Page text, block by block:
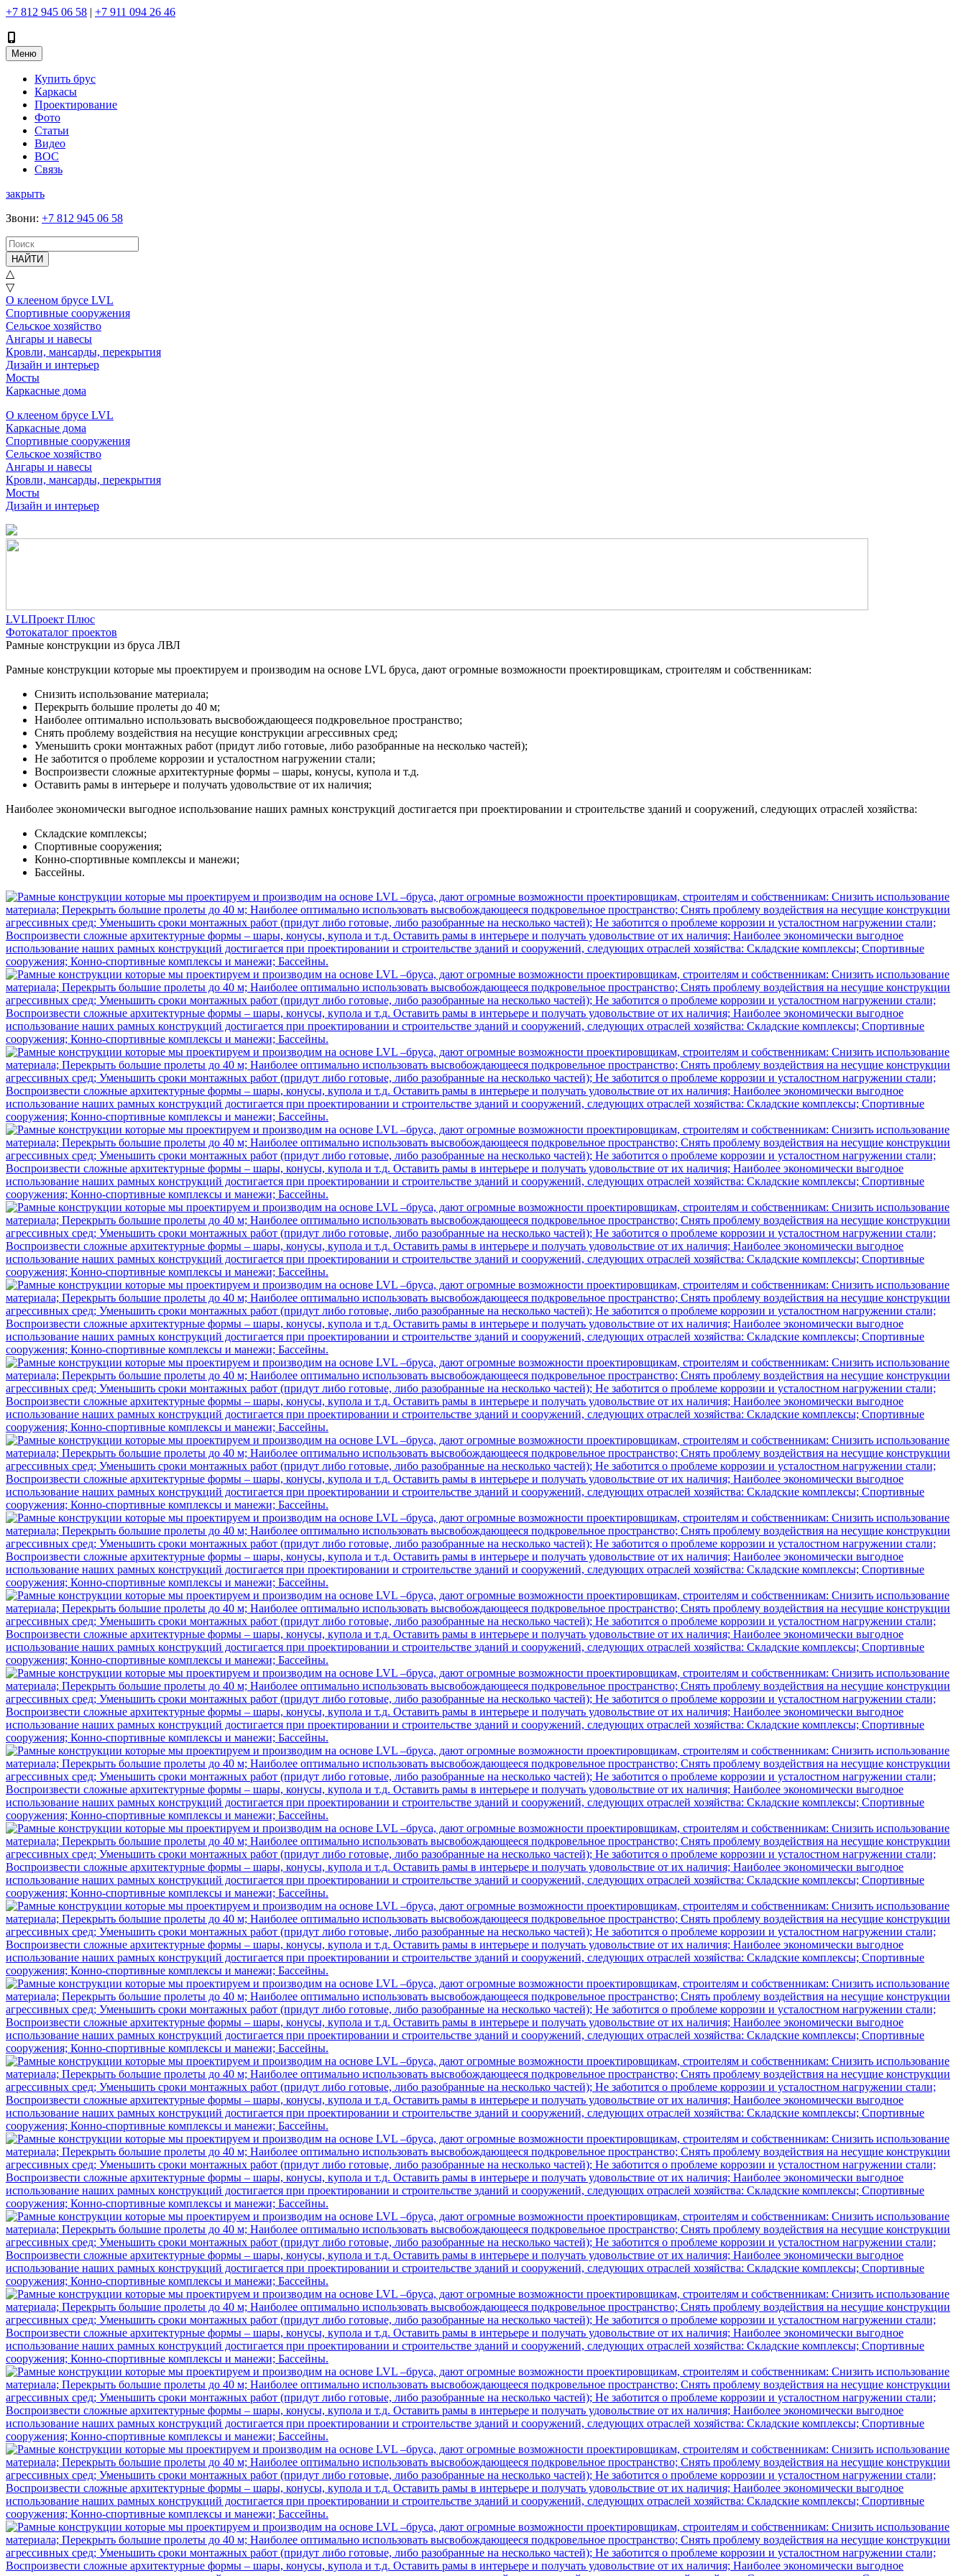
+7 812 945 06 58 | +7 911 094 26 46
Меню
Купить брус
Каркасы
Проектирование
Фото
Статьи
Видео
ВОС
Связь
закрыть
Звони: +7 812 945 06 58
НАЙТИ
△
▽
О клееном брусе LVL
Спортивные сооружения
Сельское хозяйство
Ангары и навесы
Кровли, мансарды, перекрытия
Дизайн и интерьер
Мосты
Каркасные дома
О клееном брусе LVL
Каркасные дома
Спортивные сооружения
Сельское хозяйство
Ангары и навесы
Кровли, мансарды, перекрытия
Мосты
Дизайн и интерьер
LVLПроект Плюс
Фотокаталог проектов
Рамные конструкции из бруса ЛВЛ
Рамные конструкции которые мы проектируем и производим на основе LVL бруса, дают огромные возможности проектировщикам, строителям и собственникам:
Снизить использование материала;
Перекрыть большие пролеты до 40 м;
Наиболее оптимально использовать высвобождающееся подкровельное пространство;
Снять проблему воздействия на несущие конструкции агрессивных сред;
Уменьшить сроки монтажных работ (придут либо готовые, либо разобранные на несколько частей);
Не заботится о проблеме коррозии и усталостном нагружении стали;
Воспроизвести сложные архитектурные формы – шары, конусы, купола и т.д.
Оставить рамы в интерьере и получать удовольствие от их наличия;
Наиболее экономически выгодное использование наших рамных конструкций достигается при проектировании и строительстве зданий и сооружений, следующих отраслей хозяйства:
Складские комплексы;
Спортивные сооружения;
Конно-спортивные комплексы и манежи;
Бассейны.